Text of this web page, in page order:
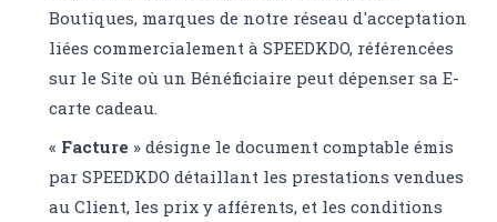
Boutiques, marques de notre réseau d'acceptation
liées commercialement à SPEEDKDO, référencées
sur le Site où un Bénéficiaire peut dépenser sa E-
carte cadeau.
« Facture » désigne le document comptable émis
par SPEEDKDO détaillant les prestations vendues
au Client, les prix y afférents, et les conditions